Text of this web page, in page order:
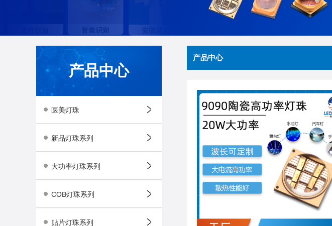
产品中心
医美灯珠
新品灯珠系列
大功率灯珠系列
COB灯珠系列
贴片灯珠系列
产品中心